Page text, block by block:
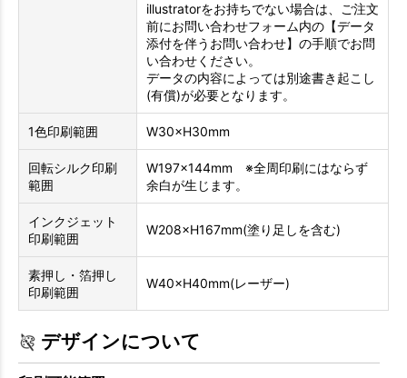
illustratorをお持ちでない場合は、ご注文
前にお問い合わせフォーム内の【データ
添付を伴うお問い合わせ】の手順でお問
い合わせください。
データの内容によっては別途書き起こし
(有償)が必要となります。
1色印刷範囲 W30×H30mm
回転シルク印刷
範囲
W197×144mm ※全周印刷にはならず
余白が生じます。
インクジェット
印刷範囲
W208×H167mm(塗り足しを含む)
素押し・箔押し
印刷範囲
W40×H40mm(レーザー)
デザインについて